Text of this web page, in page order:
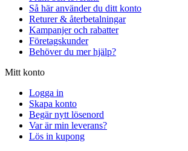
Så här använder du ditt konto
Returer & återbetalningar
Kampanjer och rabatter
Företagskunder
Behöver du mer hjälp?
Mitt konto
Logga in
Skapa konto
Begär nytt lösenord
Var är min leverans?
Lös in kupong